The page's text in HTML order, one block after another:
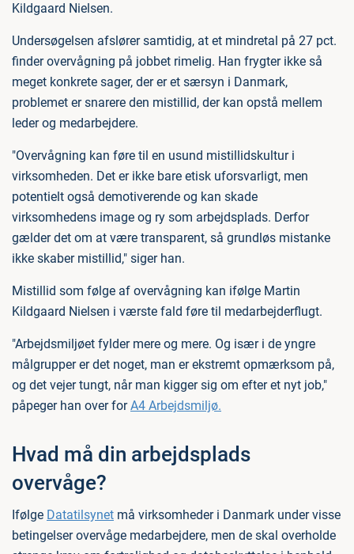
Kildgaard Nielsen.
Undersøgelsen afslører samtidig, at et mindretal på 27 pct.
finder overvågning på jobbet rimelig. Han frygter ikke så
meget konkrete sager, der er et særsyn i Danmark,
problemet er snarere den mistillid, der kan opstå mellem
leder og medarbejdere.
"Overvågning kan føre til en usund mistillidskultur i
virksomheden. Det er ikke bare etisk uforsvarligt, men
potentielt også demotiverende og kan skade
virksomhedens image og ry som arbejdsplads. Derfor
gælder det om at være transparent, så grundløs mistanke
ikke skaber mistillid," siger han.
Mistillid som følge af overvågning kan ifølge Martin
Kildgaard Nielsen i værste fald føre til medarbejderflugt.
"Arbejdsmiljøet fylder mere og mere. Og især i de yngre
målgrupper er det noget, man er ekstremt opmærksom på,
og det vejer tungt, når man kigger sig om efter et nyt job,"
påpeger han over forA4 Arbejdsmiljø.
Hvad må din arbejdsplads
overvåge?
Ifølge Datatilsynet må virksomheder i Danmark under visse
betingelser overvåge medarbejdere, men de skal overholde